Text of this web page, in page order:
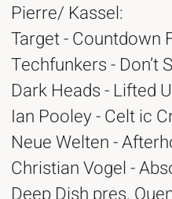
Pierre/ Kassel:
Target - Countdown
Techfunkers - Don’t
Dark Heads - Lifted
Ian Pooley - Celt ic
Neue Welten -
Christian Vogel -